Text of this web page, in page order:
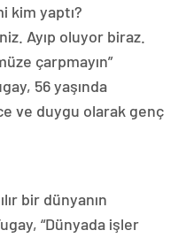
kim yaptı?
Ayıp oluyor biraz.
çarpmayın”
56 yaşında
ve duygu olarak genç
bir dünyanın
“Dünyada işler